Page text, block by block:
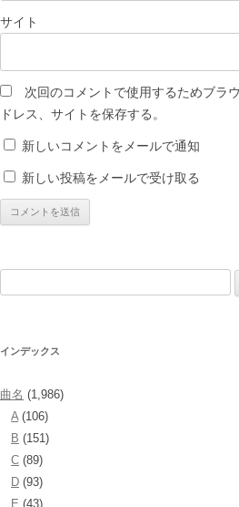
サイト
次回のコメントで使用するためブラ
ドレス、サイトを保存する。
新しいコメントをメールで通知
新しい投稿をメールで受け取る
インデックス
曲名 (1,986)
A(106)
B (151)
C (89)
D (93)
E (43)